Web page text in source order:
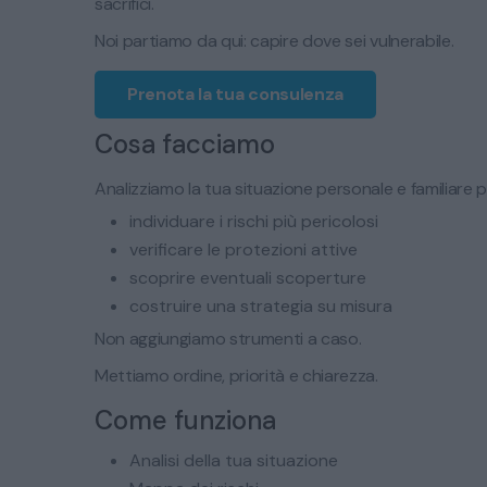
Noi partiamo da qui: capire dove sei vulnerabile.
Prenota la tua consulenza
Cosa facciamo
Analizziamo la tua situazione personale e familiare
individuare i rischi più pericolosi
verificare le protezioni attive
scoprire eventuali scoperture
costruire una strategia su misura
Non aggiungiamo strumenti a caso.
Mettiamo ordine, priorità e chiarezza.
Come funziona
Analisi della tua situazione